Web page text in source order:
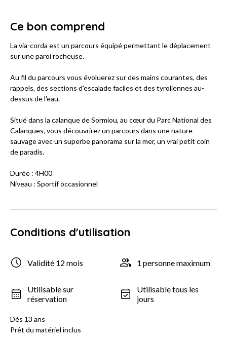
Ce bon comprend
La via-corda est un parcours équipé permettant le déplacement
sur une paroi rocheuse.
Au fil du parcours vous évoluerez sur des mains courantes, des
rappels, des sections d'escalade faciles et des tyroliennes au-
dessus de l'eau.
Situé dans la calanque de Sormiou, au cœur du Parc National des
Calanques, vous découvrirez un parcours dans une nature
sauvage avec un superbe panorama sur la mer, un vrai petit coin
de paradis.
Durée : 4H00
Niveau : Sportif occasionnel
Conditions d'utilisation
Validité 12 mois 1 personne maximum
Utilisable sur
réservation
Utilisable tous les
jours
Dès 13 ans
Prêt du matériel inclus